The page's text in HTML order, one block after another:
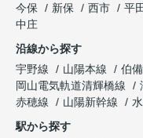
今保
新保 西市 平
中庄
沿線から探す
宇野線
山陽本線 伯
岡山電気軌道清輝橋線
赤穂線
山陽新幹線
駅から探す